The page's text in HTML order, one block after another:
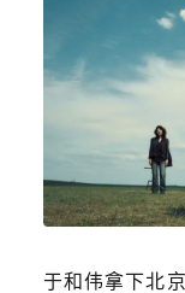
于和伟拿下北